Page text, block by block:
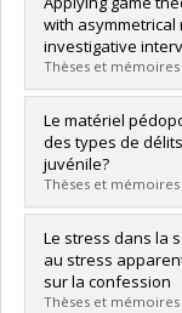
Cycle :Master's
Grade :M. Sc.
Lien vers le
with
investigative
Thèses et mémoires
Graduate :
Cycle :Doctoral
Grade :Ph. D.
Lien vers le
Le matériel
des types de
juvénile?
Thèses et mémoires
Graduate :
Cycle :Master's
Grade :M. Sc.
Lien vers le
Le stress dans la
au stress
sur la confession
Thèses et mémoires